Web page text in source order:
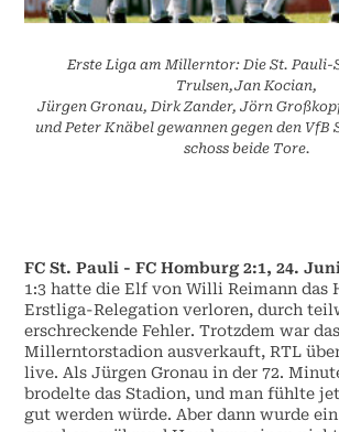
Erste Liga am Millerntor: Die St. Pauli-
Trulsen,Jan Kocian,
Jürgen Gronau, Dirk Zander, Jörn
und Peter Knäbel gewannen gegen den
schoss beide Tore.
FC St. Pauli - FC Homburg 2:1, 24.
1:3 hatte die Elf von Willi Reimann das
Erstliga-Relegation verloren, durch
erschreckende Fehler. Trotzdem war das
Millerntorstadion ausverkauft, RTL
live. Als Jürgen Gronau in der 72.
brodelte das Stadion, und man fühlte
gut werden würde. Aber dann wurde